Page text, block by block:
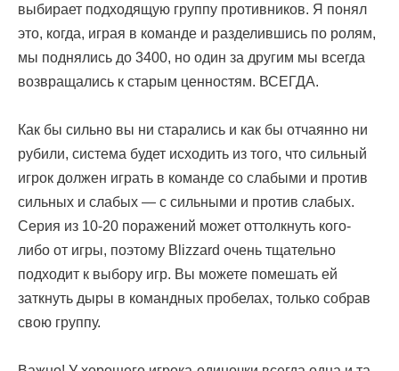
выбирает подходящую группу противников. Я понял
это, когда, играя в команде и разделившись по ролям,
мы поднялись до 3400, но один за другим мы всегда
возвращались к старым ценностям. ВСЕГДА.
Как бы сильно вы ни старались и как бы отчаянно ни
рубили, система будет исходить из того, что сильный
игрок должен играть в команде со слабыми и против
сильных и слабых — с сильными и против слабых.
Серия из 10-20 поражений может оттолкнуть кого-
либо от игры, поэтому Blizzard очень тщательно
подходит к выбору игр. Вы можете помешать ей
заткнуть дыры в командных пробелах, только собрав
свою группу.